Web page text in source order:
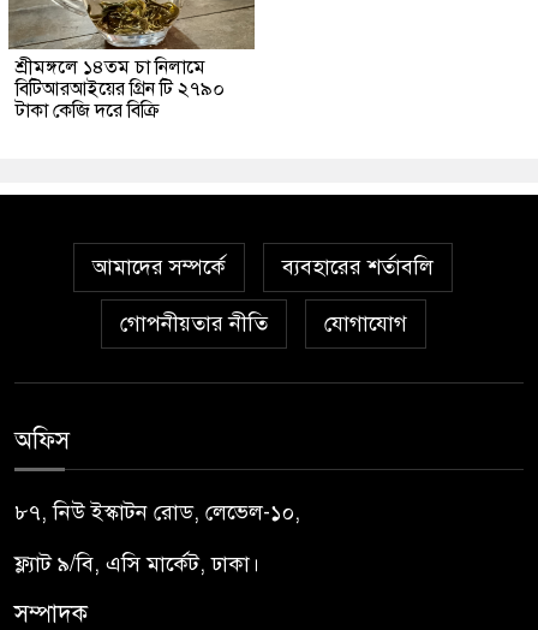
শ্রীমঙ্গলে ১৪তম চা নিলামে
বিটিআরআইয়ের গ্রিন টি ২৭৯০
টাকা কেজি দরে বিক্রি
আমাদের সম্পর্কে ব্যবহারের শর্তাবলি
গোপনীয়তার নীতি যোগাযোগ
অফিস
৮৭, নিউ ইস্কাটন রোড, লেভেল-১০,
ফ্ল্যাট ৯/বি, এসি মার্কেট, ঢাকা।
সম্পাদক